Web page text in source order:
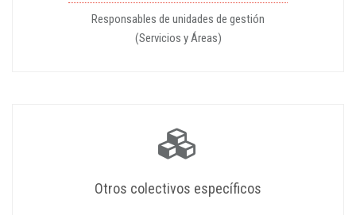
Responsables de unidades de gestión
(Servicios y Áreas)
Otros colectivos específicos